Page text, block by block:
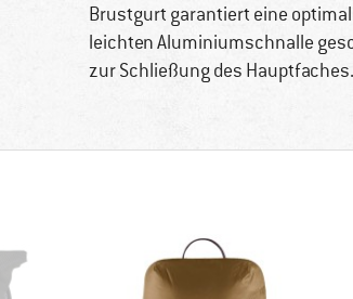
Brustgurt garantiert eine
leichten Aluminiumschnalle
zur Schließung des